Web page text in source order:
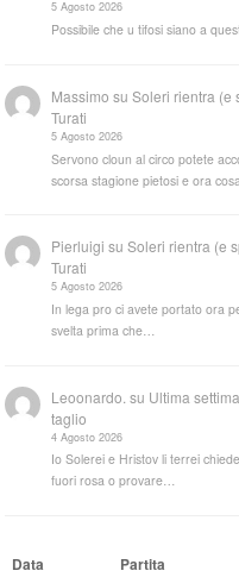
5 Agosto 2026
Possibile che u tifosi siano a
Massimo suSoleri rientra (e
Turati
5 Agosto 2026
Servono cloun al circo potete
scorsa stagione pietosi e ora
Pierluigi suSoleri rientra (e
Turati
5 Agosto 2026
In lega pro ci avete portato ora
svelta prima che…
Leoonardo. su Ultima
taglio
4 Agosto 2026
Io Solerei e Hristov li terrei
fuori rosa o provare…
Data Partita